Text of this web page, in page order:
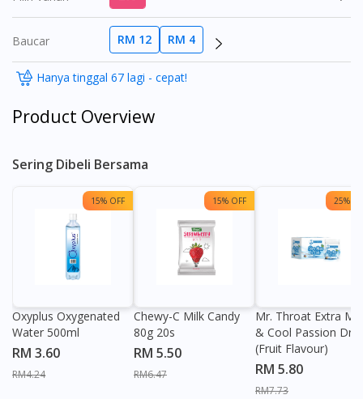
Baucar RM 12 RM 4
Hanya tinggal 67 lagi - cepat!
Product Overview
Sering Dibeli Bersama
15% OFF
Oxyplus Oxygenated
Water 500ml
RM 3.60
RM4.24
15% OFF
Chewy-C Milk Candy
80g 20s
RM 5.50
RM6.47
25%
Mr. Throat Extra
& Cool Passion
(Fruit Flavour)
RM 5.80
RM7.73